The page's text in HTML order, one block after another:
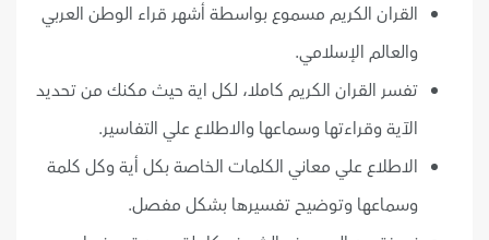
القران الكريم مسموع بواسطة أشهر قراء الوطن العربي
والعالم الإسلامي.
تفسر القران الكريم كاملا، لكل اية حيث مكنك من تحديد
الآية وقراءتها وسماعها والاطلاع علي التفاسير.
الاطلاع علي معاني الكلمات الخاصة بكل أية وكل كلمة
وسماعها وتوضيح تفسيرها بشكل مفصل.